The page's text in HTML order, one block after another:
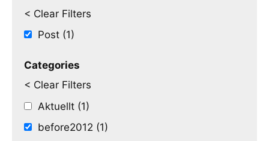
< Clear Filters
Post (1)
Categories
< Clear Filters
Aktuellt (1)
before2012 (1)